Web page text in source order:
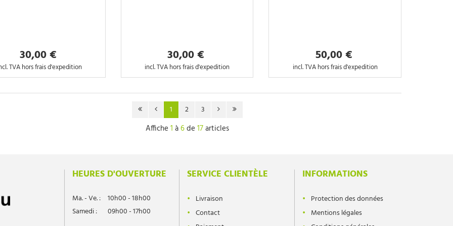
30,00 €
TVA hors frais d'expedition
30,00 €
incl. TVA hors frais d'expedition
50,00 €
incl. TVA hors frais d'expedition
1 2 3
Affiche 1 à6de 17articles
HEURES D'OUVERTURE
Ma. - Ve. :
10h00 - 18h00
Samedi :
09h00 - 17h00
SERVICE CLIENTÈLE
Livraison
Contact
INFORMATIONS
Protection des données
Mentions légales